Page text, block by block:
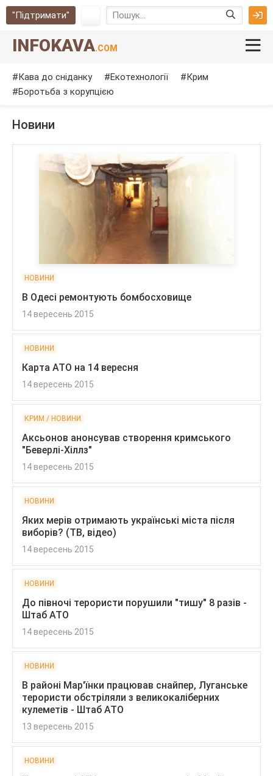
"Підтримати"
INFOKAVA.COM
Кава до сніданку Екотехнології
Крим
Боротьба з корупцією
Новини
НОВИНИ
В Одесі ремонтують бомбосховище
14 вересень 2015
НОВИНИ
Карта АТО на 14 вересня
14 вересень 2015
КРИМ / НОВИНИ
Аксьонов анонсував створення кримського
"Беверлі-Хіллз"
14 вересень 2015
НОВИНИ
Яких мерів отримають українські міста після
виборів? (ТВ, відео)
14 вересень 2015
НОВИНИ
До півночі терористи порушили "тишу" 8 разів -
Штаб АТО
14 вересень 2015
НОВИНИ
В районі Мар'їнки працював снайпер, Луганське
терористи обстріляли з великокаліберних
кулеметів - Штаб АТО
13 вересень 2015
НОВИНИ